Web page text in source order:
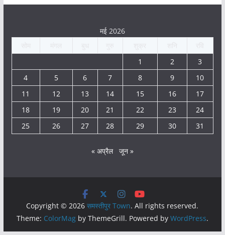
मई 2026
1
2
3
4
5 6 7 8 9
10
11
12 13 14 15 16
17
18
19 20 21 22 23
24
25
26 27 28 29 30 31
« अप्रैल जून »
Copyright © 2026समस्तीपुर Town. All rights reserved.
Theme: ColorMagby ThemeGrill. Powered by WordPress.